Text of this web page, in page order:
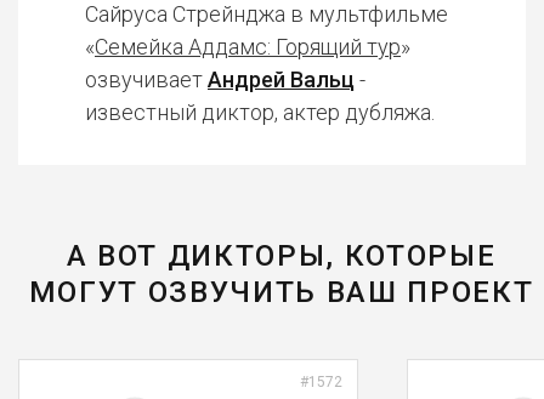
Сайруса Стрейнджа в мультфильме
«Семейка Аддамс: Горящий тур»
озвучиваетАндрей Вальц -
известный диктор, актер дубляжа.
А ВОТ ДИКТОРЫ, КОТОРЫЕ
МОГУТ ОЗВУЧИТЬ ВАШ ПРОЕКТ
#1572